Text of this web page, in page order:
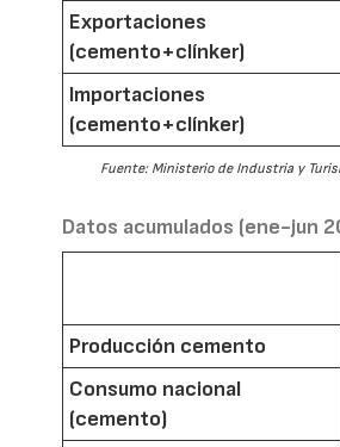
Exportaciones
(cemento+clínker)
Importaciones
(cemento+clínker)
Fuente: Ministerio de Industria y
Datos acumulados (ene-jun
Producción cemento
Consumo nacional
(cemento)